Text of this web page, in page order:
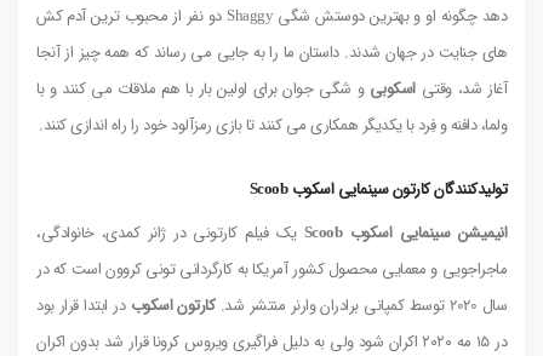
دهد چگونه او و بهترین دوستش شگی Shaggy دو نفر از محبوب ترین آدم کش
های جنایت در جهان شدند. داستان ما را به جایی می رساند که همه چیز از آنجا
آغاز شد، وقتیاسکوبی و شگی جوان برای اولین بار با هم ملاقات می کنند و با
ولما، دافنه و فِرد با یکدیگر همکاری می کنند تا بازی رمزآلود خود را راه اندازی کنند.
تولیدکنندگان کارتون سینمایی اسکوب Scoob
انیمیشن سینمایی اسکوب Scoob
یک فیلم کارتونی در ژانر کمدی، خانوادگی،
ماجراجویی و معمایی محصول کشور آمریکا به کارگردانی تونی کروون است که در
سال 2020 توسط کمپانی برادران وارنر منتشر شد.
کارتون اسکوب در ابتدا قرار بود
در ۱۵ مه ۲۰۲۰ اکران شود ولی به دلیل فراگیری ویروس کرونا قرار شد بدون اکران